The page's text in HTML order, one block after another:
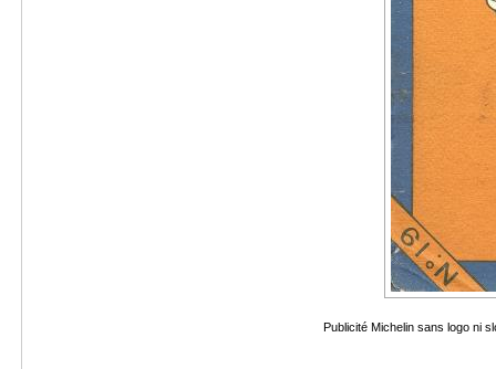
Publicité Michelin sans logo ni